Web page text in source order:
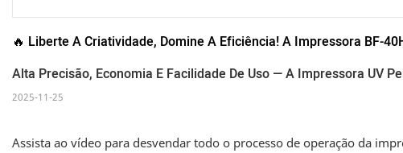
🔥 Liberte A Criatividade, Domine A Eficiência! A Impressora BF-
Alta Precisão, Economia E Facilidade De Uso — A Impressora UV
2025-11-25
Assista ao vídeo para desvendar todo o processo de operação da